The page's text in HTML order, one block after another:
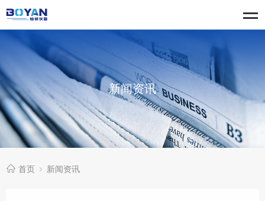
新闻资讯
首页 新闻资讯